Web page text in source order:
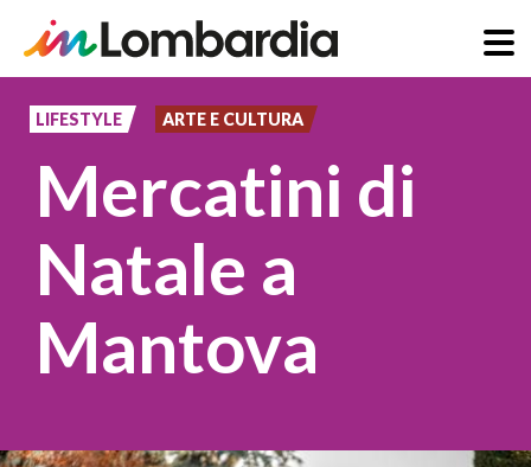
principale
LIFESTYLE ARTE E CULTURA
Mercatini di
Natale a
Mantova